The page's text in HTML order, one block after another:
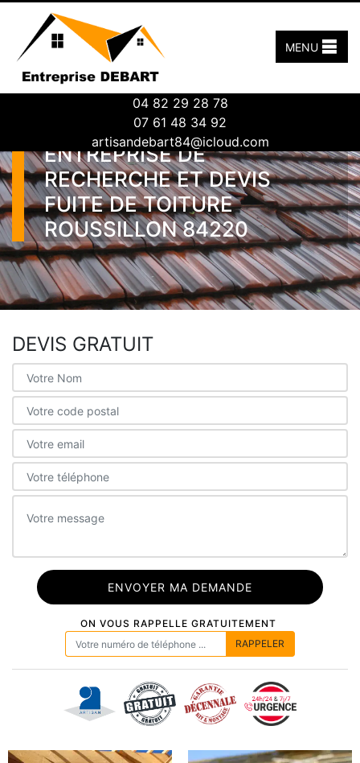
04 82 29 28 78
07 61 48 34 92
artisandebart84@icloud.com
MENU
ENTREPRISE DE
RECHERCHE ET DEVIS
FUITE DE TOITURE
ROUSSILLON 84220
DEVIS GRATUIT
ON VOUS RAPPELLE GRATUITEMENT